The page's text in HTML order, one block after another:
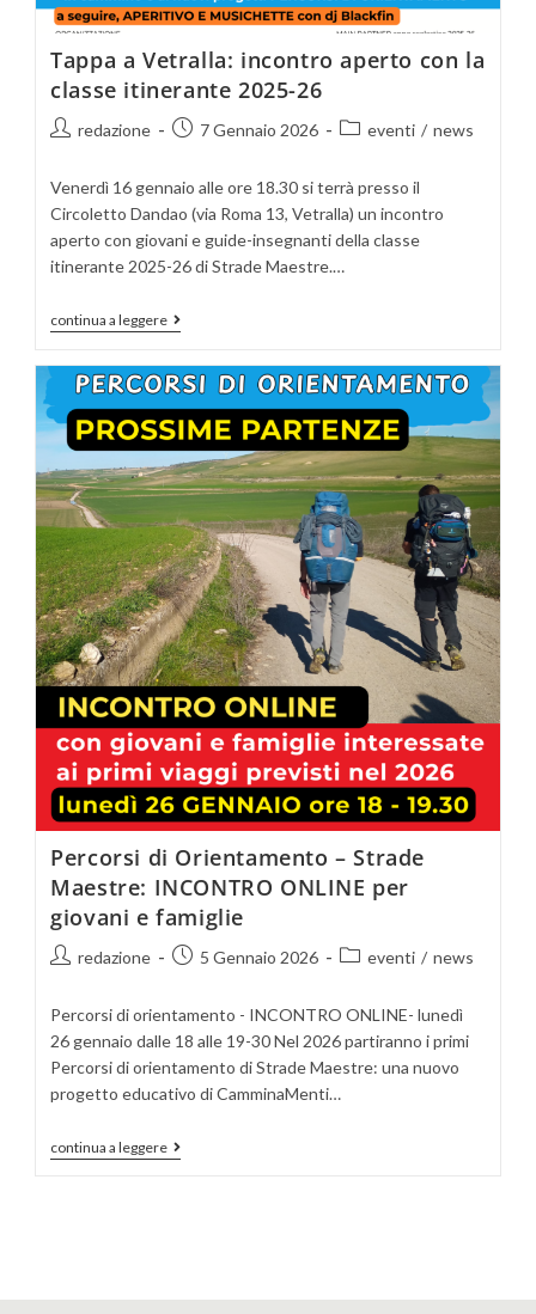
Tappa a Vetralla: incontro aperto con la
classe itinerante 2025-26
redazione 7 Gennaio 2026 eventi / news
Venerdì 16 gennaio alle ore 18.30 si terrà presso il
Circoletto Dandao (via Roma 13, Vetralla) un incontro
aperto con giovani e guide-insegnanti della classe
itinerante 2025-26 di Strade Maestre.…
continua a leggere
Percorsi di Orientamento – Strade
Maestre: INCONTRO ONLINE per
giovani e famiglie
redazione 5 Gennaio 2026 eventi / news
Percorsi di orientamento - INCONTRO ONLINE- lunedì
26 gennaio dalle 18 alle 19-30 Nel 2026 partiranno i primi
Percorsi di orientamento di Strade Maestre: una nuovo
progetto educativo di CamminaMenti…
continua a leggere